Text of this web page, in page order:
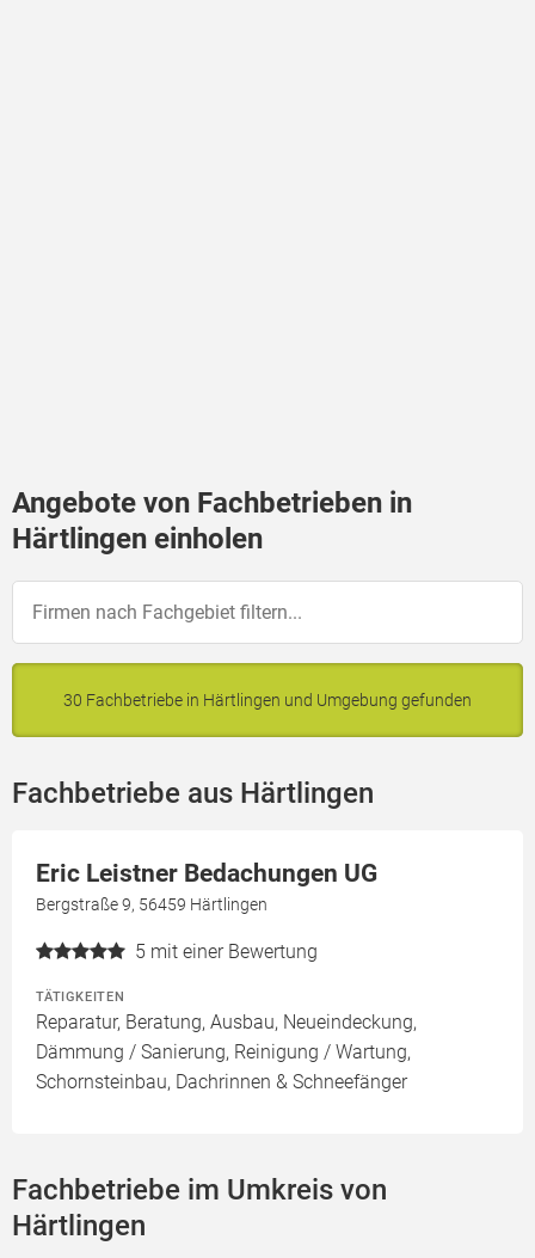
Angebote von Fachbetrieben in
Härtlingen einholen
30 Fachbetriebe in Härtlingen und Umgebung gefunden
Fachbetriebe aus Härtlingen
Eric Leistner Bedachungen UG
Bergstraße 9, 56459 Härtlingen
5 mit einer Bewertung
TÄTIGKEITEN
Reparatur, Beratung, Ausbau, Neueindeckung,
Dämmung / Sanierung, Reinigung / Wartung,
Schornsteinbau, Dachrinnen & Schneefänger
Fachbetriebe im Umkreis von
Härtlingen